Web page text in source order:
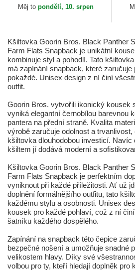
The Farm Goorin Bros.
Měj to pondělí, 10. srpen
Kšiltovka Goorin Bros. Black Panther
Farm Flats Snapback je unikátní
kombinuje styl a pohodlí. Tato
má zapínání snapback, které zaručuje
pokaždé. Unisex design z ní činí
outfit.
Goorin Bros. vytvořili ikonický kousek
vyniká elegantní černobílou barevnou
pantera na přední straně. Kvalita
výrobě zaručuje odolnost a
kšiltovka dlouhodobou investicí. Navíc
kšiltem jí dodává moderní a
Kšiltovka Goorin Bros. Black Panther
Farm Flats Snapback je perfektním
vyniknout při každé příležitosti. Ať už
doplnění formálnějšího outfitu, tato
každému stylu a osobnosti. Unisex
kousek pro každé pohlaví, což z ní
šatníku každého dospělého.
Zapínání na snapback této čepice
bezpečné nošení a umožňuje snadné
velikostem hlavy. Díky své
volbou pro ty, kteří hledají doplněk pro